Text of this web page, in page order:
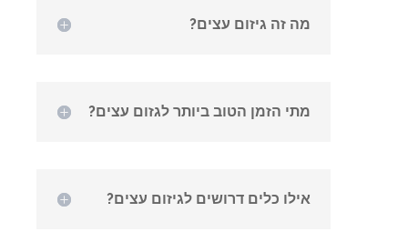
מה זה גיזום עצים?
מתי הזמן הטוב ביותר לגזום עצים?
אילו כלים דרושים לגיזום עצים?